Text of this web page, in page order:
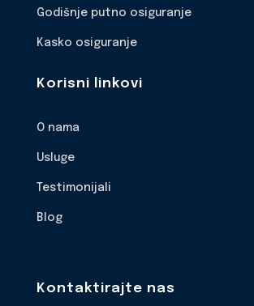
Godišnje putno osiguranje
Kasko osiguranje
Korisni linkovi
O nama
Usluge
Testimonijali
Blog
Kontaktirajte nas